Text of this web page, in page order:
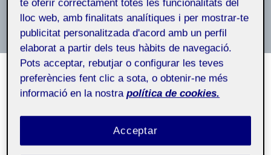
PEC 1 – Un juego de aventuras
NO CATEGORITZAT
PAC1 – Un Joc d’Aventura
te oferir correctament totes les funcionalitats del
lloc web, amb finalitats analítiques i per mostrar-te
publicitat personalitzada d'acord amb un perfil
elaborat a partir dels teus hàbits de navegació.
Pots acceptar, rebutjar o configurar les teves
preferències fent clic a sota, o obtenir-ne més
informació en la nostra política de cookies.
Acceptar